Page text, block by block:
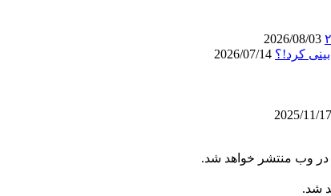
کرد!؟
در وب منتشر خواهد شد.
شد.